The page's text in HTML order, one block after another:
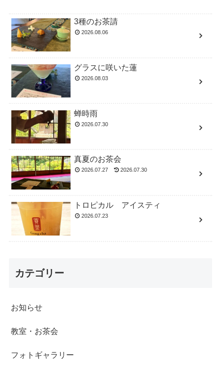
3種のお茶請
2026.08.06
グラスに咲いた蓮
2026.08.03
蝉時雨
2026.07.30
真夏のお茶会
2026.07.27 2026.07.30
トロピカル アイスティ
2026.07.23
カテゴリー
お知らせ
教室・お茶会
フォトギャラリー